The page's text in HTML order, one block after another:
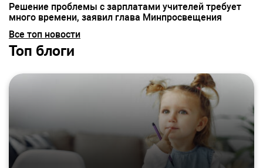
Решение проблемы с зарплатами учителей требует
много времени, заявил глава Минпросвещения
Все топ новости
Топ блоги